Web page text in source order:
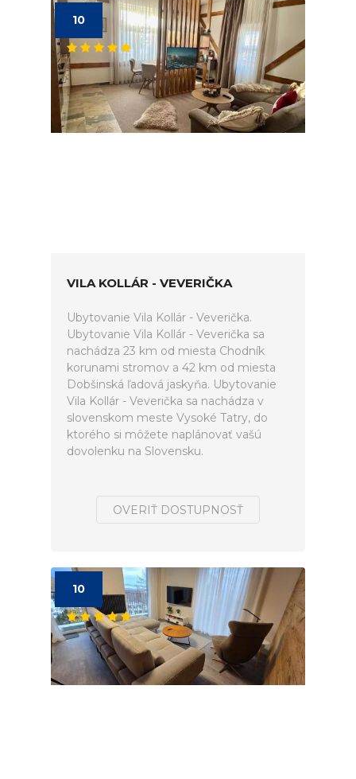
10
VILA KOLLÁR - VEVERIČKA
Ubytovanie Vila Kollár - Veverička.
Ubytovanie Vila Kollár - Veverička sa
nachádza 23 km od miesta Chodník
korunami stromov a 42 km od miesta
Dobšinská ľadová jaskyňa. Ubytovanie
Vila Kollár - Veverička sa nachádza v
slovenskom meste Vysoké Tatry, do
ktorého si môžete naplánovať vašú
dovolenku na Slovensku.
OVERIŤ DOSTUPNOSŤ
10